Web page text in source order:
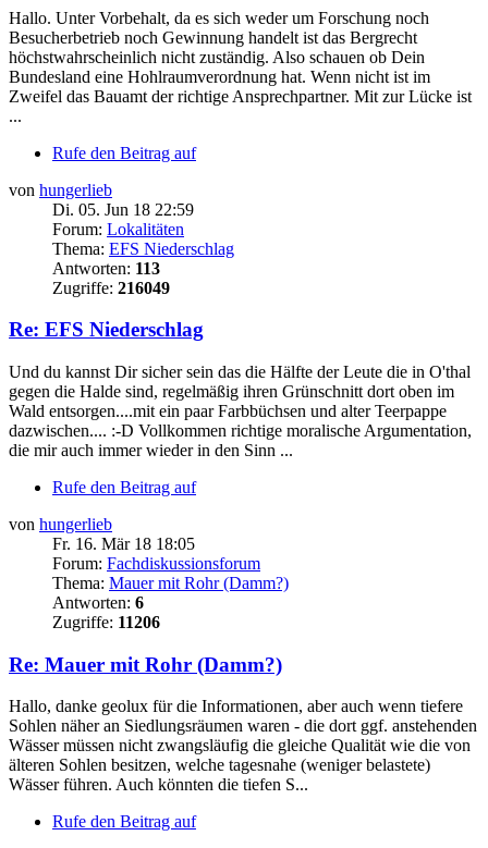
Hallo. Unter Vorbehalt, da es sich weder um Forschung noch
Besucherbetrieb noch Gewinnung handelt ist das Bergrecht
höchstwahrscheinlich nicht zuständig. Also schauen ob Dein
Bundesland eine Hohlraumverordnung hat. Wenn nicht ist im
Zweifel das Bauamt der richtige Ansprechpartner. Mit zur Lücke ist
...
Rufe den Beitrag auf
von hungerlieb
Di. 05. Jun 18 22:59
Forum: Lokalitäten
Thema: EFS Niederschlag
Antworten: 113
Zugriffe: 216049
Re: EFS Niederschlag
Und du kannst Dir sicher sein das die Hälfte der Leute die in O'thal
gegen die Halde sind, regelmäßig ihren Grünschnitt dort oben im
Wald entsorgen....mit ein paar Farbbüchsen und alter Teerpappe
dazwischen.... :-D Vollkommen richtige moralische Argumentation,
die mir auch immer wieder in den Sinn ...
Rufe den Beitrag auf
von hungerlieb
Fr. 16. Mär 18 18:05
Forum: Fachdiskussionsforum
Thema: Mauer mit Rohr (Damm?)
Antworten: 6
Zugriffe: 11206
Re: Mauer mit Rohr (Damm?)
Hallo, danke geolux für die Informationen, aber auch wenn tiefere
Sohlen näher an Siedlungsräumen waren - die dort ggf. anstehenden
Wässer müssen nicht zwangsläufig die gleiche Qualität wie die von
älteren Sohlen besitzen, welche tagesnahe (weniger belastete)
Wässer führen. Auch könnten die tiefen S...
Rufe den Beitrag auf